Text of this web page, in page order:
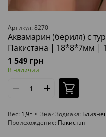
Артикул: 8270
Аквамарин (берилл) с
Пакистана | 18*8*7мм |
1 549 грн
В наличии
Вес 1,9г Знак Зодиака
Происхождение Пакистан